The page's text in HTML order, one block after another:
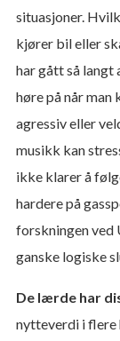
situasjoner.
kjører bil eller
har gått så langt
høre på når man
agressiv eller
musikk kan
ikke klarer å
hardere på
forskningen ved
ganske logiske
De lærde har
nytteverdi i flere